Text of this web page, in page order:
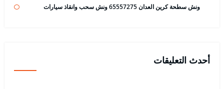
ونش سطحة كرين العدان 65557275 ونش سحب وانقاذ سيارات
أحدث التعليقات